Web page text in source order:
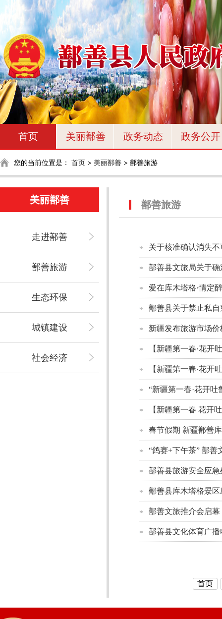
首页 美丽鄯善 政务动态 政务公开
您的当前位置是： 首页 > 美丽鄯善 > 鄯善旅游
美丽鄯善
走进鄯善
鄯善旅游
生态环保
城镇建设
社会经济
鄯善旅游
关于核准确认消失
鄯善县文旅局关于
爱在库木塔格·情定
鄯善县关于禁止私
新疆发布旅游市场
【新疆第一春·花
【新疆第一春·花开
“新疆第一春·花开
【新疆第一春 花开
春节假期 新疆鄯善
“鸽赛+下午茶” 鄯善
鄯善县旅游安全应急
鄯善县库木塔格景区
鄯善文旅推介会启
鄯善县文化体育广
首页